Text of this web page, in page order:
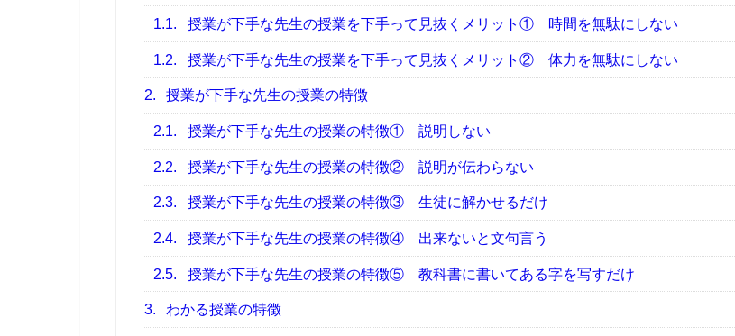
1.1. 授業が下手な先生の授業を下手って見抜くメリット① 時間を無駄にしない
1.2. 授業が下手な先生の授業を下手って見抜くメリット② 体力を無駄にしない
2. 授業が下手な先生の授業の特徴
2.1. 授業が下手な先生の授業の特徴① 説明しない
2.2. 授業が下手な先生の授業の特徴② 説明が伝わらない
2.3. 授業が下手な先生の授業の特徴③ 生徒に解かせるだけ
2.4. 授業が下手な先生の授業の特徴④ 出来ないと文句言う
2.5. 授業が下手な先生の授業の特徴⑤ 教科書に書いてある字を写すだけ
3. わかる授業の特徴